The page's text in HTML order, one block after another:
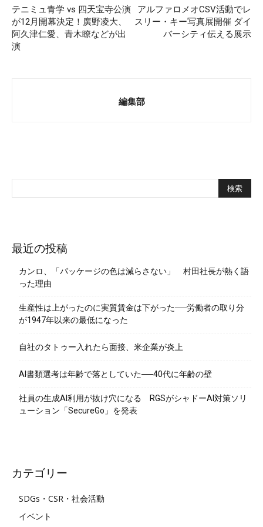
テニミュ青学 vs 四天宝寺公演
が12月開幕決定！廣野凌大、
阿久津仁愛、青木瞭などが出
演
アルファロメオCSV活動でレ
スリー・キー写真展開催 ダイ
バーシティ伝える展示
編集部
最近の投稿
カンロ、「パッケージの色は減らさない」 村田社長が熱く語
った理由
生産性は上がったのに実質賃金は下がった──労働者の取り分
が1947年以来の最低になった
自社のタトゥー入れたら面接、米企業が炎上
AI書類選考は年齢で落としていた──40代に年齢の壁
社員の生成AI利用が抜け穴になる RGSがシャドーAI対策ソリ
ューション「SecureGo」を発表
カテゴリー
SDGs・CSR・社会活動
イベント